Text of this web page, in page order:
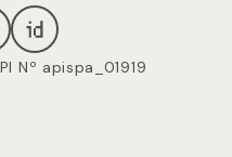
Nº apispa_01919